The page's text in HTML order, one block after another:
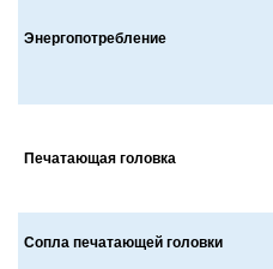
Энергопотребление
Печатающая головка
Сопла печатающей головки